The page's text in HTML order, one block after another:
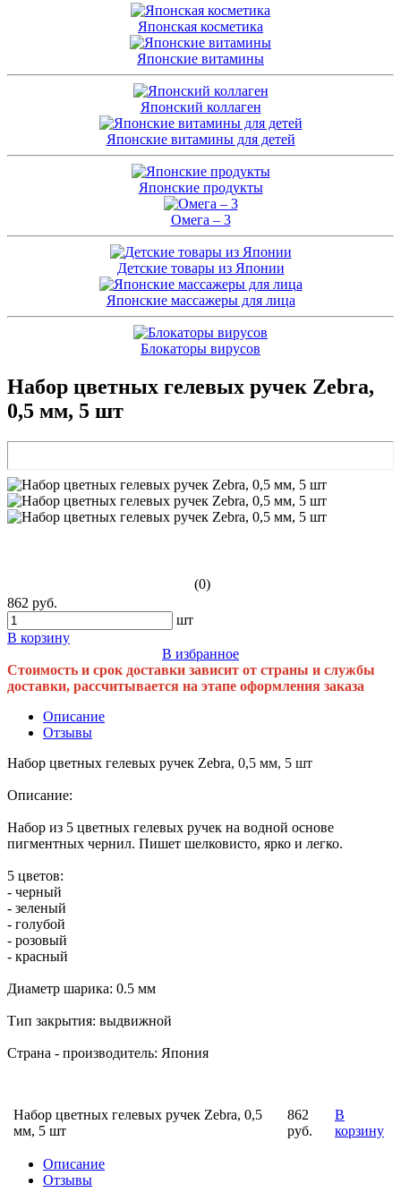
Японская косметика
Японские витамины
Японский коллаген
Японские витамины для детей
Японские продукты
Омега – 3
Детские товары из Японии
Японские массажеры для лица
Блокаторы вирусов
Набор цветных гелевых ручек Zebra,
0,5 мм, 5 шт
(0)
862 руб.
шт
В корзину
В избранное
Стоимость и срок доставки зависит от страны и службы
доставки, рассчитывается на этапе оформления заказа
Описание
Отзывы
Набор цветных гелевых ручек Zebra, 0,5 мм, 5 шт
Описание:
Набор из 5 цветных гелевых ручек на водной основе
пигментных чернил. Пишет шелковисто, ярко и легко.
5 цветов:
- черный
- зеленый
- голубой
- розовый
- красный
Диаметр шарика: 0.5 мм
Тип закрытия: выдвижной
Страна - производитель: Япония
Набор цветных гелевых ручек Zebra, 0,5
мм, 5 шт
862
руб.
В
корзину
Описание
Отзывы